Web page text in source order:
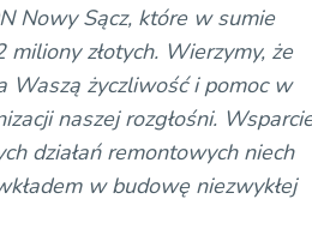
Nowy Sącz, które w sumie
złotych. Wierzymy, że
Waszą życzliwość i pomoc w
naszej rozgłośni.
działań remontowych niech
w budowę niezwykłej